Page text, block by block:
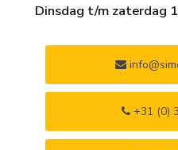
Dinsdag t/m zaterdag
+31 (0)